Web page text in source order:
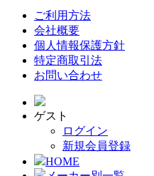
ご利用方法
会社概要
個人情報保護方針
特定商取引法
お問い合わせ
ゲスト
ログイン
新規会員登録
HOME